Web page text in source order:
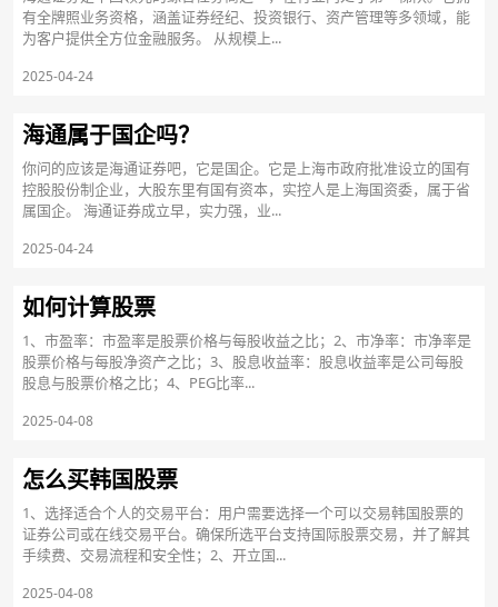
有全牌照业务资格，涵盖证券经纪、投资银行、资产管理等多领域，能
为客户提供全方位金融服务。 从规模上...
2025-04-24
海通属于国企吗？
你问的应该是海通证券吧，它是国企。它是上海市政府批准设立的国有
控股股份制企业，大股东里有国有资本，实控人是上海国资委，属于省
属国企。 海通证券成立早，实力强，业...
2025-04-24
如何计算股票
1、市盈率：市盈率是股票价格与每股收益之比；2、市净率：市净率是
股票价格与每股净资产之比；3、股息收益率：股息收益率是公司每股
股息与股票价格之比；4、PEG比率...
2025-04-08
怎么买韩国股票
1、选择适合个人的交易平台：用户需要选择一个可以交易韩国股票的
证券公司或在线交易平台。确保所选平台支持国际股票交易，并了解其
手续费、交易流程和安全性；2、开立国...
2025-04-08